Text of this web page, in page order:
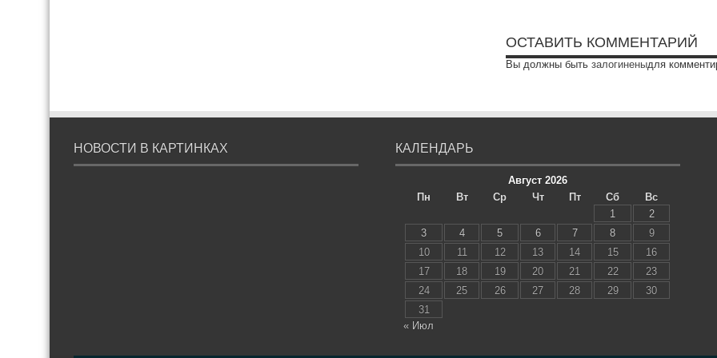
ОСТАВИТЬ КОММЕНТАРИЙ
Вы должны быть залогиненыдля
НОВОСТИ В КАРТИНКАХ КАЛЕНДАРЬ
Август 2026
Пн
Вт Ср Чт Пт Сб
Вс
1
2
3
4 5 6 7 8
9
10
11 12 13 14 15
16
17
18 19 20 21 22
23
24
25 26 27 28 29
30
31
« Июл